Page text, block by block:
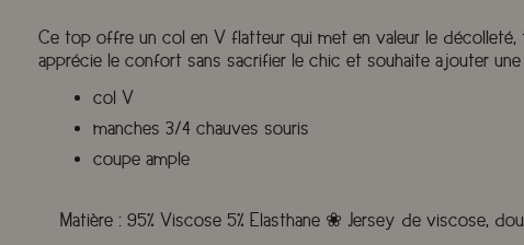
Ce top offre un col en V flatteur qui met en valeur le
apprécie le confort sans sacrifier le chic et souhaite ajouter
col V
manches 3/4 chauves souris
coupe ample
Matière : 95% Viscose 5% Elasthane ❀ Jersey de viscose,